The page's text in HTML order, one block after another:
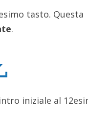
tasto. Questa
.
iniziale al